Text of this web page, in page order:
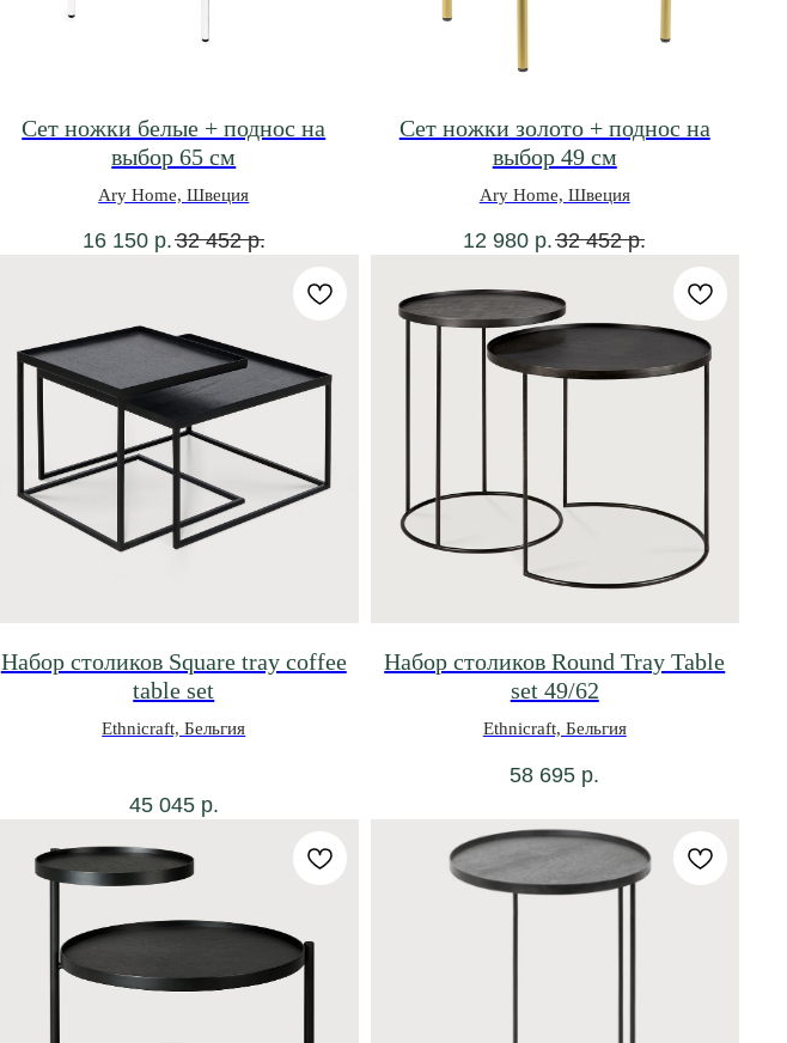
Сет ножки белые + поднос на
выбор 65 см
Ary Home, Швеция
16 150 р.32 452 р.
Сет ножки золото + поднос на
выбор 49 см
Ary Home, Швеция
12 980 р. 32 452 р.
Набор столиков Square tray coffee
table set
Ethnicraft, Бельгия
45 045 р.
Набор столиков Round Tray Table
set 49/62
Ethnicraft, Бельгия
58 695 р.